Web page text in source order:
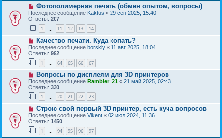
Фотополимерная печать (обмен опытом, вопросы)
Последнее сообщение Kaktus « 29 сен 2025, 15:40
Ответы: 207
1 11 12 13 14
Качество печати. Куда копать?
Последнее сообщение borskiy « 11 авг 2025, 18:04
Ответы: 992
1 … 64 65 66 67
Вопросы по дисплеям для 3D принтеров
Последнее сообщение Rambler_21 « 21 май 2025, 02:43
Ответы: 330
1 20 21 22 23
Строю свой первый 3D принтер, есть куча вопросов
Последнее сообщение Vikent « 02 июл 2024, 11:36
Ответы: 1450
1 … 94 95 96 97